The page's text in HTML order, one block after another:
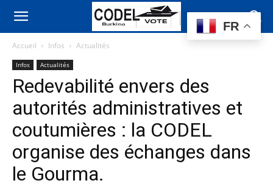
Accueil Infos Actualités
Infos Actualités
Redevabilité envers des
autorités administratives et
coutumières : la CODEL
organise des échanges dans
le Gourma.
FR